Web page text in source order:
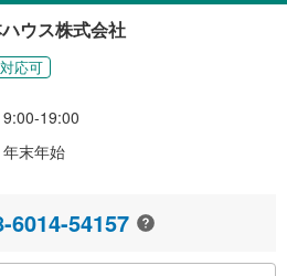
ウス株式会社
応可
9:00-19:00
年末年始
6014-54157